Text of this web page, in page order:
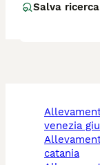
Salva ricerca
Che
allevamenti cani friuli
venezia
allevamenti cani
catania